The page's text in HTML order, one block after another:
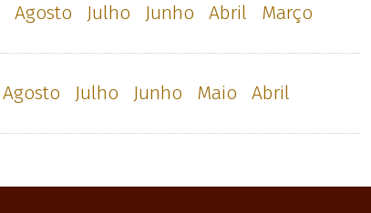
Agosto Julho Junho Abril
Março
Agosto Julho Junho Maio
Abril